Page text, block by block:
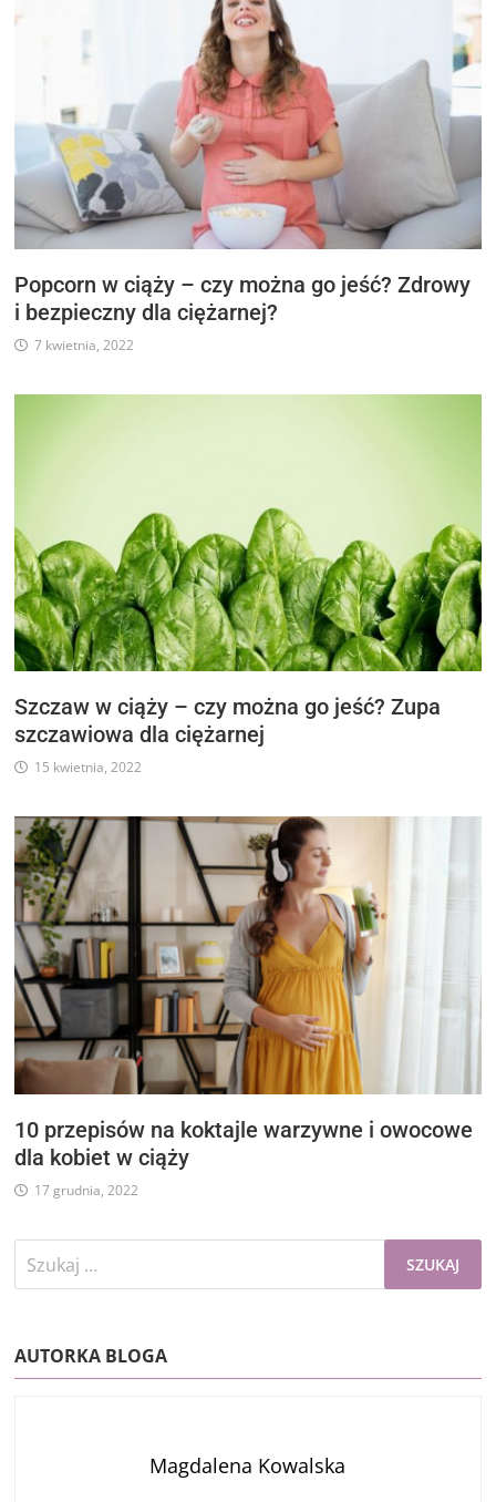
Popcorn w ciąży – czy można go jeść? Zdrowy
i bezpieczny dla ciężarnej?
7 kwietnia, 2022
Szczaw w ciąży – czy można go jeść? Zupa
szczawiowa dla ciężarnej
15 kwietnia, 2022
10 przepisów na koktajle warzywne i owocowe
dla kobiet w ciąży
17 grudnia, 2022
Szukaj:
AUTORKA BLOGA
Magdalena Kowalska